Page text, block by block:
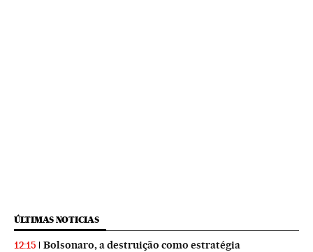
ÚLTIMAS NOTICIAS
12:15 Bolsonaro, a destruição como estratégia